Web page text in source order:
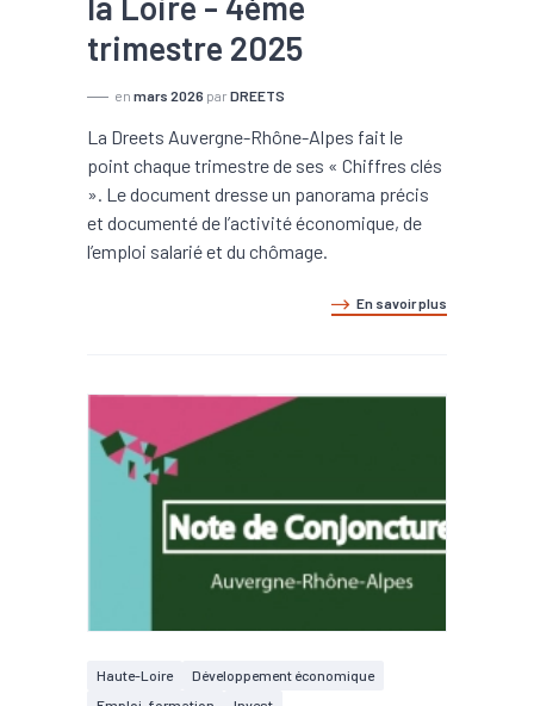
trimestre 2025
en mars 2026 par DREETS
La Dreets Auvergne-Rhône-Alpes fait le
point chaque trimestre de ses « Chiffres clés
». Le document dresse un panorama précis
et documenté de l’activité économique, de
l’emploi salarié et du chômage.
En savoir plus
Haute-Loire
Développement économique